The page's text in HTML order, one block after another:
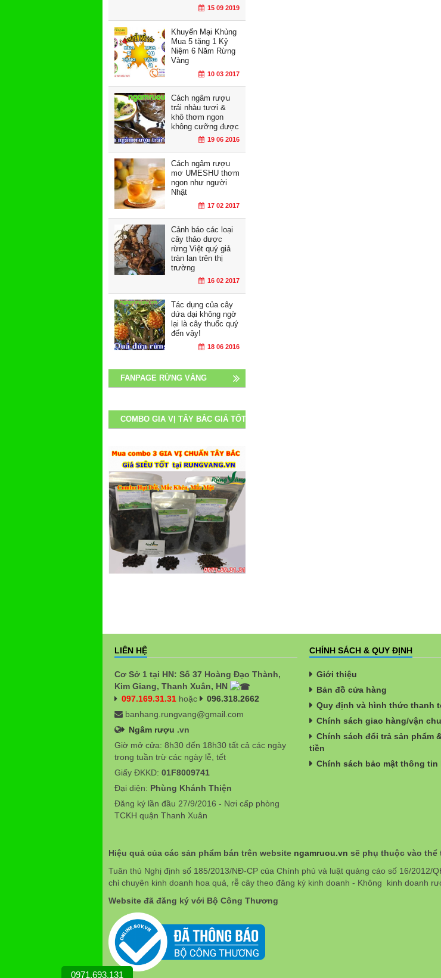
15 09 2019
Khuyến Mại Khủng
Mua 5 tặng 1 Kỷ
Niệm 6 Năm Rừng
Vàng
10 03 2017
Cách ngâm rượu
trái nhàu tươi &
khô thơm ngon
không cưỡng được
19 06 2016
Cách ngâm rượu
mơ UMESHU thơm
ngon như người
Nhật
17 02 2017
Cảnh báo các loại
cây thảo dược
rừng Việt quý giả
tràn lan trên thị
trường
16 02 2017
Tác dụng của cây
dứa dại không ngờ
lại là cây thuốc quý
đến vậy!
18 06 2016
FANPAGE RỪNG VÀNG
COMBO GIA VỊ TÂY BẮC GIÁ TỐT
LIÊN HỆ
Cơ Sở 1 tại HN: Số 37 Hoàng Đạo Thành,
Kim Giang, Thanh Xuân, HN
097.169.31.31 hoặc
096.318.2662
banhang.rungvang@gmail.com
Ngâm rượu .vn
Giờ mở cửa: 8h30 đến 18h30 tất cả các ngày
trong tuần trừ các ngày lễ, tết
Giấy ĐKKD: 01F8009741
Đại diện: Phùng Khánh Thiện
Đăng ký lần đầu 27/9/2016 - Nơi cấp phòng
TCKH quận Thanh Xuân
CHÍNH SÁCH & QUY ĐỊNH
Giới thiệu
Bản đồ cửa hàng
Quy định và hình thức thanh
Chính sách giao hàng/vận
Chính sách đổi trả sản phẩm
tiền
Chính sách bảo mật thông tin
Hiệu quả của các sản phẩm bán trên website ngamruou.vn sẽ phụ thuộc vào
Tuân thủ Nghị định số 185/2013/NĐ-CP của Chính phủ và luật quảng cáo số 16/2012/
chỉ chuyên kinh doanh hoa quả, rễ cây theo đăng ký kinh doanh - Không kinh doanh
Website đã đăng ký với Bộ Công Thương
0971.693.131